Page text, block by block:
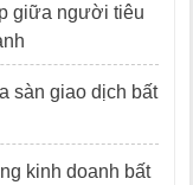
giữa người tiêu
sàn giao dịch bất
kinh doanh bất